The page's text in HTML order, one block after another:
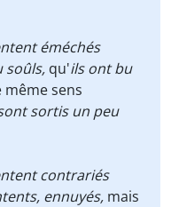
éméchés
soûls, qu'ils ont bu
même sens
sortis un peu
contrariés
ennuyés, mais